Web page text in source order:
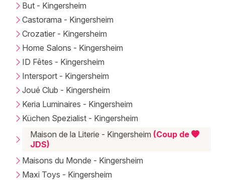
But - Kingersheim
Castorama - Kingersheim
Crozatier - Kingersheim
Home Salons - Kingersheim
ID Fêtes - Kingersheim
Intersport - Kingersheim
Joué Club - Kingersheim
Keria Luminaires - Kingersheim
Küchen Spezialist - Kingersheim
Maison de la Literie - Kingersheim (Coup de
JDS)
Maisons du Monde - Kingersheim
Maxi Toys - Kingersheim